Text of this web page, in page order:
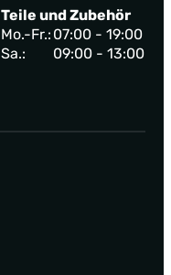
Teile und Zubehör
Mo.-Fr.: 07:00 - 19:00
Sa.:
09:00 - 13:00